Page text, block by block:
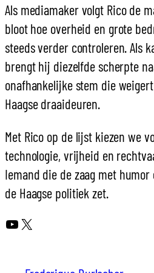
Als mediamaker volgt Rico de
bloot hoe overheid en grote
steeds verder controleren. Als
brengt hij diezelfde scherpte
onafhankelijke stem die
Haagse draaideuren.
Met Rico op de lijst kiezen we
technologie, vrijheid en
Iemand die de zaag met
de Haagse politiek zet.
YouTube
X